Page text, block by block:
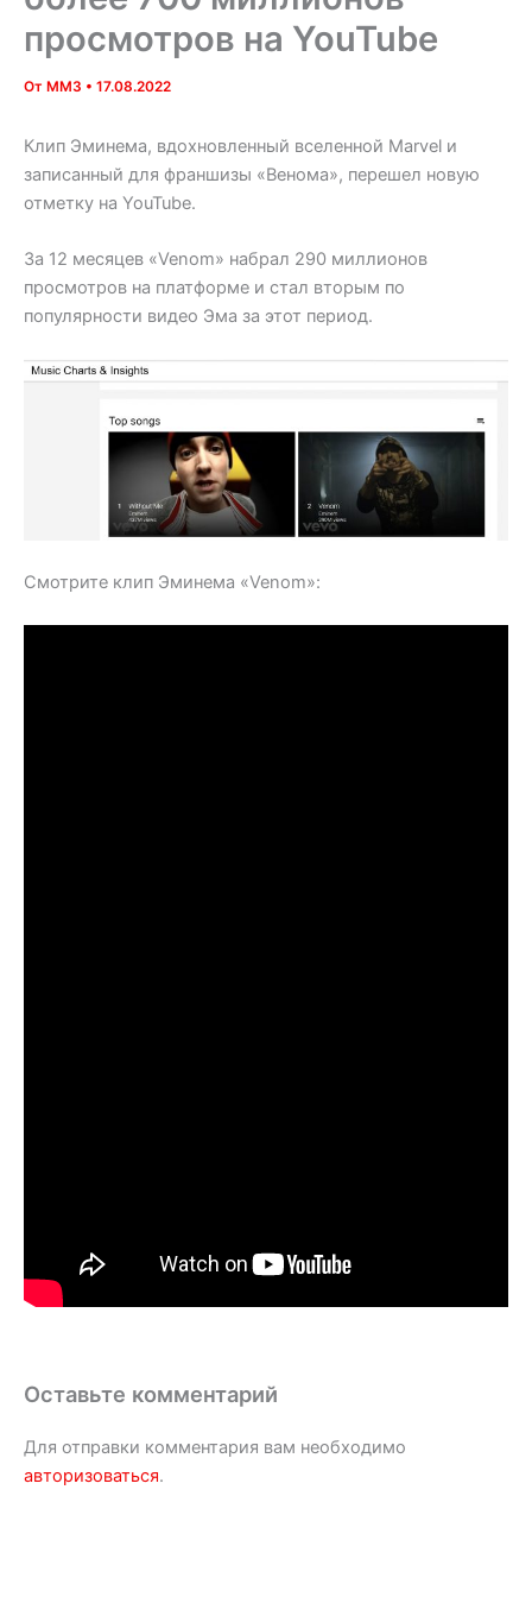
просмотров на YouTube
От MM3 • 17.08.2022
Клип Эминема, вдохновленный вселенной Marvel и
записанный для франшизы «Венома», перешел новую
отметку на YouTube.
За 12 месяцев «Venom» набрал 290 миллионов
просмотров на платформе и стал вторым по
популярности видео Эма за этот период.
Смотрите клип Эминема «Venom»:
Оставьте комментарий
Для отправки комментария вам необходимо
авторизоваться.